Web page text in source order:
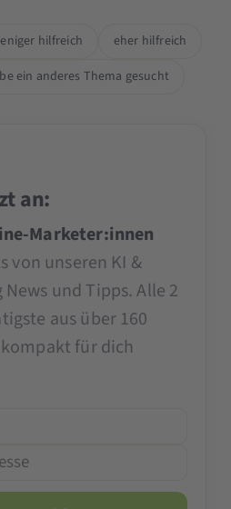
hilfreich
eher hilfreich
ein anderes Thema gesucht
an:
Marketer:innen
von unseren KI &
und Tipps. Alle 2
aus über 160
für dich